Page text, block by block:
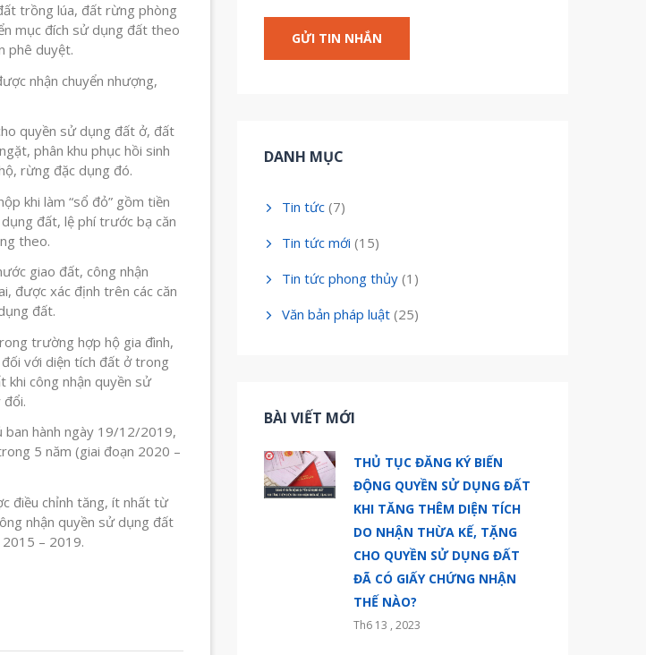
trồng lúa, đất rừng phòng
mục đích sử dụng đất theo
phê duyệt.
nhận chuyển nhượng,
quyền sử dụng đất ở, đất
phân khu phục hồi sinh
rừng đặc dụng đó.
khi làm “sổ đỏ” gồm tiền
đất, lệ phí trước bạ căn
theo.
giao đất, công nhận
được xác định trên các căn
đất.
trường hợp hộ gia đình,
với diện tích đất ở trong
khi công nhận quyền sử
ban hành ngày 19/12/2019,
5 năm (giai đoạn 2020 –
điều chỉnh tăng, ít nhất từ
nhận quyền sử dụng đất
– 2019.
DANH MỤC
Tin tức (7)
Tin tức mới (15)
Tin tức phong thủy (1)
Văn bản pháp luật (25)
BÀI VIẾT MỚI
THỦ TỤC ĐĂNG KÝ BIẾN
ĐỘNG QUYỀN SỬ DỤNG ĐẤT
KHI TĂNG THÊM DIỆN TÍCH
DO NHẬN THỪA KẾ, TẶNG
CHO QUYỀN SỬ DỤNG ĐẤT
ĐÃ CÓ GIẤY CHỨNG NHẬN
THẾ NÀO?
Th6 13 , 2023